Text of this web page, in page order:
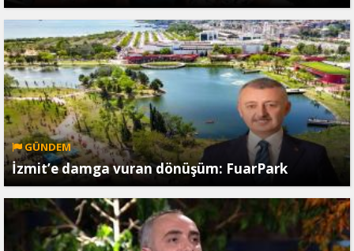
GÜNDEM
İzmit’e damga vuran dönüşüm: FuarPark